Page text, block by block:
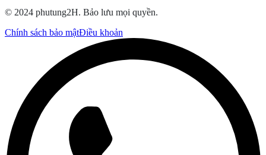
© 2024 phutung2H. Bảo lưu mọi quyền.
Chính sách bảo mậtĐiều khoản